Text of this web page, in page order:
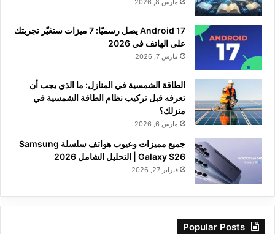
Android 17 يصل رسميًا: 7 ميزات ستغيّر تجربتك
على الهاتف في 2026
مارس 7, 2026
الطاقة الشمسية في المنازل: ما الذي يجب أن
تعرفه قبل تركيب نظام الطاقة الشمسية في
منزلك؟
مارس 6, 2026
جميع مميزات وعيوب هواتف سلسلة Samsung
Galaxy S26 | التحليل الشامل 2026
فبراير 27, 2026
Popular Posts